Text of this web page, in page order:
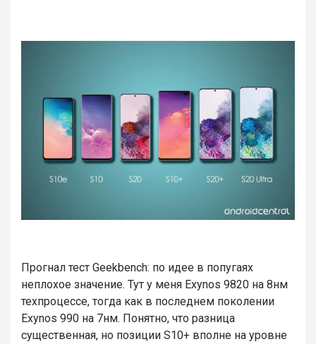
Прогнал тест Geekbench: по идее в попугаях
неплохое значение. Тут у меня Exynos 9820 на 8нм
техпроцессе, тогда как в последнем поколении
Exynos 990 на 7нм. Понятно, что разница
существенная, но позиции S10+ вполне на уровне